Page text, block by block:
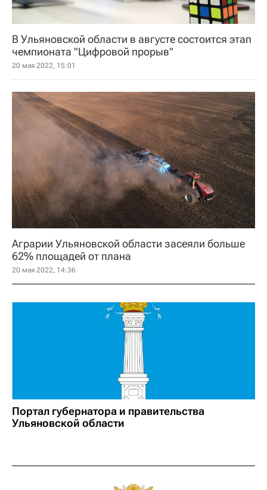
В Ульяновской области в августе состоится этап
чемпионата "Цифровой прорыв"
20 мая 2022, 15:01
Аграрии Ульяновской области засеяли больше
62% площадей от плана
20 мая 2022, 14:36
Портал губернатора и правительства
Ульяновской области